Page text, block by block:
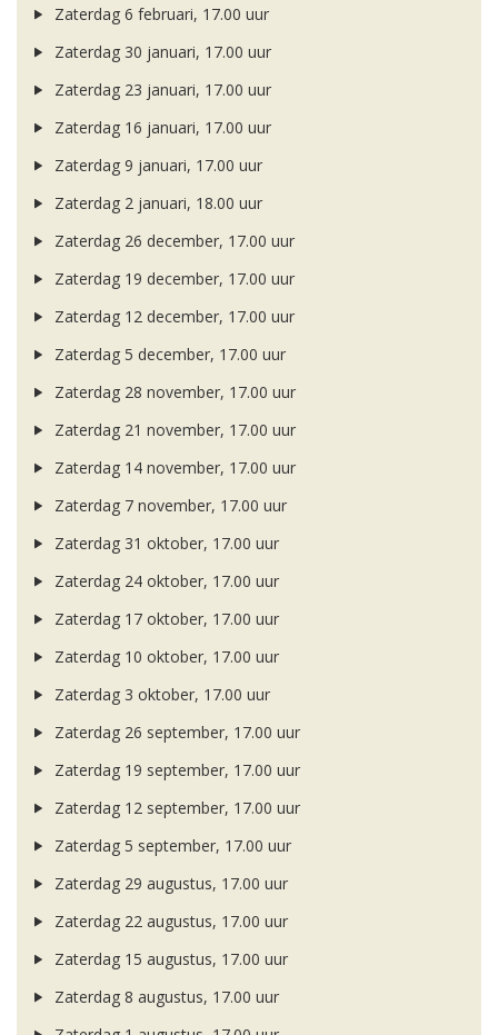
Zaterdag 6 februari, 17.00 uur
Zaterdag 30 januari, 17.00 uur
Zaterdag 23 januari, 17.00 uur
Zaterdag 16 januari, 17.00 uur
Zaterdag 9 januari, 17.00 uur
Zaterdag 2 januari, 18.00 uur
Zaterdag 26 december, 17.00 uur
Zaterdag 19 december, 17.00 uur
Zaterdag 12 december, 17.00 uur
Zaterdag 5 december, 17.00 uur
Zaterdag 28 november, 17.00 uur
Zaterdag 21 november, 17.00 uur
Zaterdag 14 november, 17.00 uur
Zaterdag 7 november, 17.00 uur
Zaterdag 31 oktober, 17.00 uur
Zaterdag 24 oktober, 17.00 uur
Zaterdag 17 oktober, 17.00 uur
Zaterdag 10 oktober, 17.00 uur
Zaterdag 3 oktober, 17.00 uur
Zaterdag 26 september, 17.00 uur
Zaterdag 19 september, 17.00 uur
Zaterdag 12 september, 17.00 uur
Zaterdag 5 september, 17.00 uur
Zaterdag 29 augustus, 17.00 uur
Zaterdag 22 augustus, 17.00 uur
Zaterdag 15 augustus, 17.00 uur
Zaterdag 8 augustus, 17.00 uur